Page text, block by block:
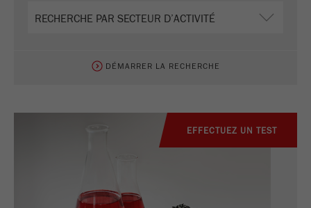
DÉMARRER LA RECHERCHE
EFFECTUEZ UN TEST